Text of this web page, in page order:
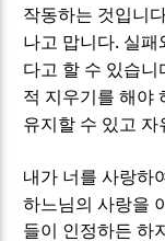
작동하는 것입니
나고 맙니다. 실패
다고 할 수 있습니
적 지우기를 해야
유지할 수 있고
내가 너를 사랑하
하느님의 사랑을
들이 인정하든 하